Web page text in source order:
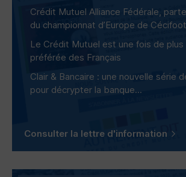
Crédit Mutuel Alliance Fédérale,
du championnat d’Europe de
Le Crédit Mutuel est une fois de plus
préférée des Français
Clair & Bancaire : une nouvelle série
pour décrypter la banque...
Consulter la lettre d'information